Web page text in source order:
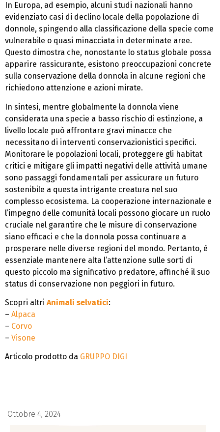
In Europa, ad esempio, alcuni studi nazionali hanno
evidenziato casi di declino locale della popolazione di
donnole, spingendo alla classificazione della specie come
vulnerabile o quasi minacciata in determinate aree.
Questo dimostra che, nonostante lo status globale possa
apparire rassicurante, esistono preoccupazioni concrete
sulla conservazione della donnola in alcune regioni che
richiedono attenzione e azioni mirate.
In sintesi, mentre globalmente la donnola viene
considerata una specie a basso rischio di estinzione, a
livello locale può affrontare gravi minacce che
necessitano di interventi conservazionistici specifici.
Monitorare le popolazioni locali, proteggere gli habitat
critici e mitigare gli impatti negativi delle attività umane
sono passaggi fondamentali per assicurare un futuro
sostenibile a questa intrigante creatura nel suo
complesso ecosistema. La cooperazione internazionale e
l’impegno delle comunità locali possono giocare un ruolo
cruciale nel garantire che le misure di conservazione
siano efficaci e che la donnola possa continuare a
prosperare nelle diverse regioni del mondo. Pertanto, è
essenziale mantenere alta l’attenzione sulle sorti di
questo piccolo ma significativo predatore, affinché il suo
status di conservazione non peggiori in futuro.
Scopri altri Animali selvatici:
– Alpaca
– Corvo
– Visone
Articolo prodotto da GRUPPO DIGI
Ottobre 4, 2024